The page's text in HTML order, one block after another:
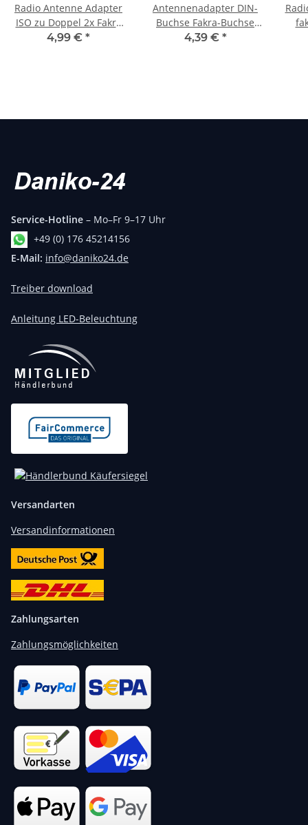
Radio Antenne Adapter
ISO zu Doppel 2x Fakra
DIN Radioantenne
4,99 € *
Antennenadapter DIN-
Buchse Fakra-Buchse
23cm
4,39 € *
Service-Hotline – Mo–Fr 9–17 Uhr
+49 (0) 176 45214156
E-Mail: info@daniko24.de
Treiber download
Anleitung LED-Beleuchtung
Versandarten
Versandinformationen
Zahlungsarten
Zahlungsmöglichkeiten